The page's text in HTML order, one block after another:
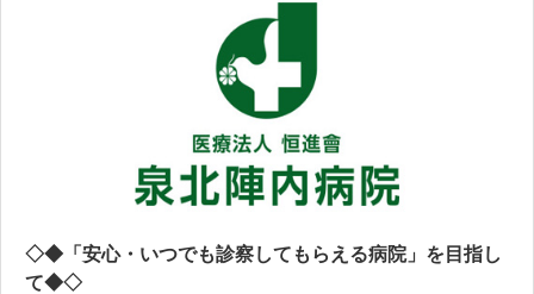
◇◆「安心・いつでも診察してもらえる病院」を目指し
て◆◇